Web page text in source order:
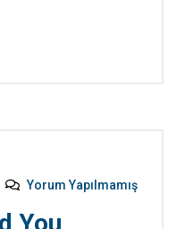
Yorum Yapılmamış